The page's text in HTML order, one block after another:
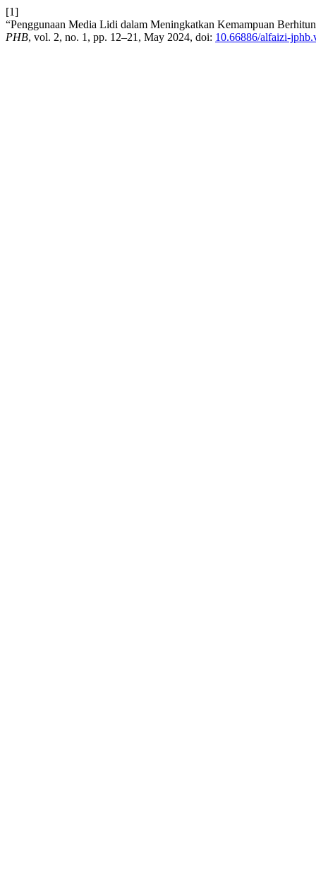
[1]
“Penggunaan Media Lidi dalam Meningkatkan Kemampuan
PHB, vol. 2, no. 1, pp. 12–21, May 2024, doi: 10.66886/alfaizi-